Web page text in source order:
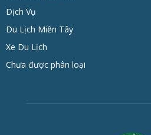
Dịch Vụ
Du Lịch Miền Tây
Xe Du Lịch
Chưa được phân loại